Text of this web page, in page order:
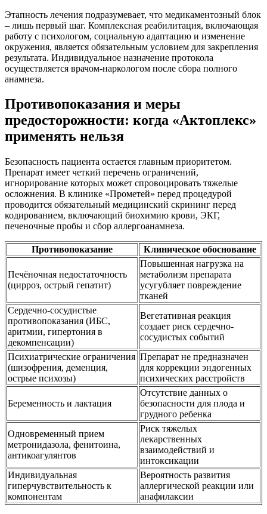
Этапность лечения подразумевает, что медикаментозный блок
– лишь первый шаг. Комплексная реабилитация, включающая
работу с психологом, социальную адаптацию и изменение
окружения, является обязательным условием для закрепления
результата. Индивидуальное назначение протокола
осуществляется врачом-наркологом после сбора полного
анамнеза.
Противопоказания и меры
предосторожности: когда «Актоплекс»
применять нельзя
Безопасность пациента остается главным приоритетом.
Препарат имеет четкий перечень ограничений,
игнорирование которых может спровоцировать тяжелые
осложнения. В клинике «Прометей» перед процедурой
проводится обязательный медицинский скрининг перед
кодированием, включающий биохимию крови, ЭКГ,
печеночные пробы и сбор аллергоанамнеза.
Противопоказание Клиническое обоснование
Печёночная недостаточность
(цирроз, острый гепатит)
Повышенная нагрузка на
метаболизм препарата
усугубляет повреждение
тканей
Сердечно-сосудистые
противопоказания (ИБС,
аритмии, гипертония в
декомпенсации)
Вегетативная реакция
создает риск сердечно-
сосудистых событий
Психиатрические ограничения
(шизофрения, деменция,
острые психозы)
Препарат не предназначен
для коррекции эндогенных
психических расстройств
Беременность и лактация
Отсутствие данных о
безопасности для плода и
грудного ребенка
Одновременный прием
метронидазола, фенитоина,
антикоагулянтов
Риск тяжелых
лекарственных
взаимодействий и
интоксикации
Индивидуальная
гиперчувствительность к
компонентам
Вероятность развития
аллергической реакции или
анафилаксии